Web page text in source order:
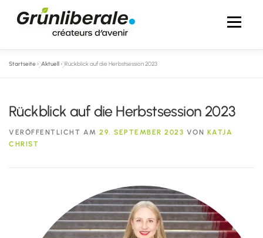
Inhalt
Menü
AKTUELL
IN DEN MEDIEN FOTOS KONTAKT
Startseite »Aktuell »Rückblick auf die Herbstsession 2023
Rückblick auf die Herbstsession 2023
VERÖFFENTLICHT AM 29. SEPTEMBER 2023 VON KATJA
CHRIST